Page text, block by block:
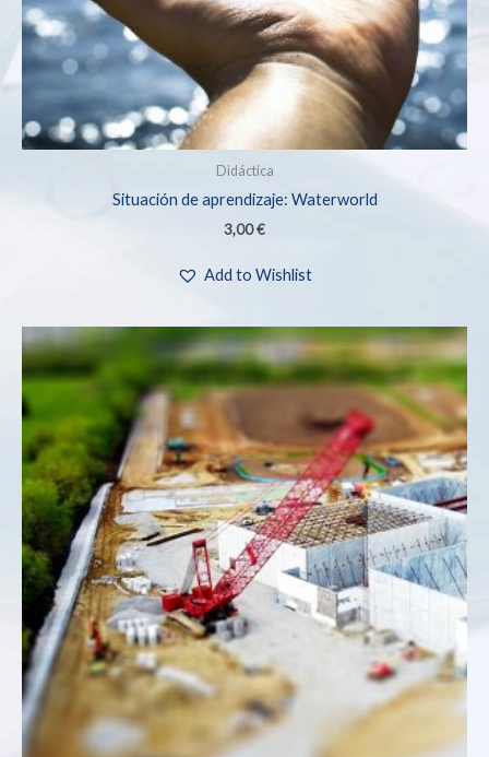
Didáctica
Situación de aprendizaje: Waterworld
3,00€
Add to Wishlist